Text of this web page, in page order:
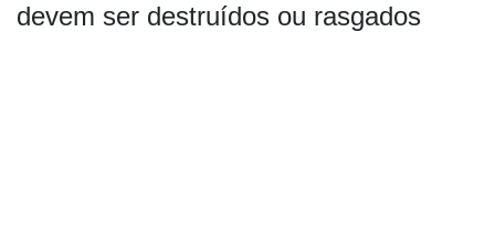
devem ser destruídos ou rasgados